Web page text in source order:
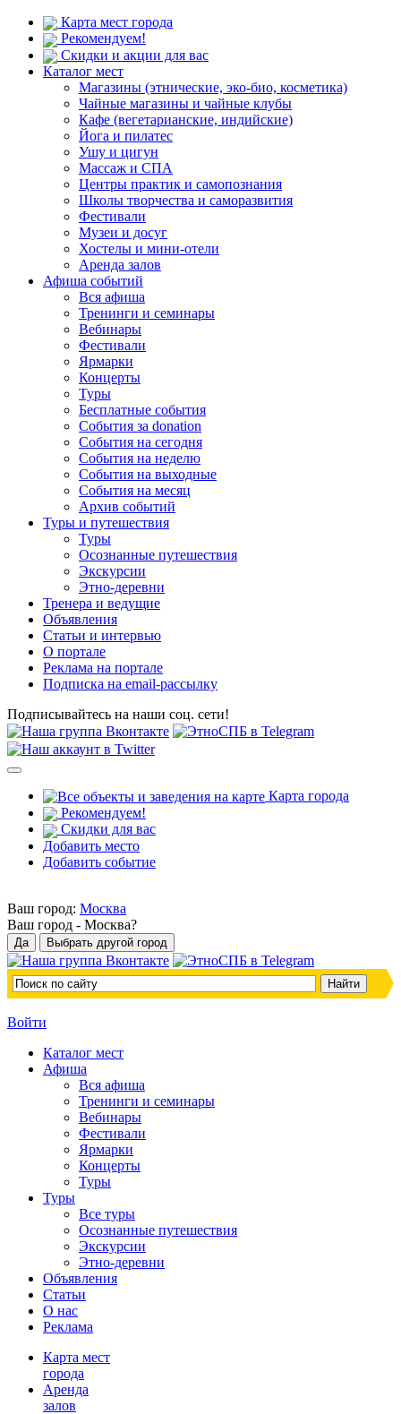
Карта мест города
Рекомендуем!
Скидки и акции для вас
Каталог мест
Магазины (этнические, эко-био, косметика)
Чайные магазины и чайные клубы
Кафе (вегетарианские, индийские)
Йога и пилатес
Ушу и цигун
Массаж и СПА
Центры практик и самопознания
Школы творчества и саморазвития
Фестивали
Музеи и досуг
Хостелы и мини-отели
Аренда залов
Афиша событий
Вся афиша
Тренинги и семинары
Вебинары
Фестивали
Ярмарки
Концерты
Туры
Бесплатные события
События за donation
События на сегодня
События на неделю
События на выходные
События на месяц
Архив событий
Туры и путешествия
Туры
Осознанные путешествия
Экскурсии
Этно-деревни
Тренера и ведущие
Объявления
Статьи и интервью
О портале
Реклама на портале
Подписка на email-рассылку
Подписывайтесь на наши соц. сети!
Карта города
Рекомендуем!
Скидки для вас
Добавить место
Добавить событие
Ваш город: Москва
Ваш город - Москва?
Войти
Каталог мест
Афиша
Вся афиша
Тренинги и семинары
Вебинары
Фестивали
Ярмарки
Концерты
Туры
Туры
Все туры
Осознанные путешествия
Экскурсии
Этно-деревни
Объявления
Статьи
О нас
Реклама
Карта мест
города
Аренда
залов